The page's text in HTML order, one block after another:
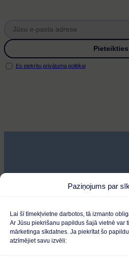
Paziņojums par
Lai šī tīmekļvietne darbotos, tā izmanto
Ar Jūsu piekrišanu papildus šajā vietnē var
mārketinga sīkdatnes. Ja piekrītat šo
atzīmējiet savu izvēli:
Es piekrītu privātuma politikai
Sīkdatnes
Privātuma politika